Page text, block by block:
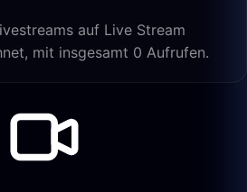
auf Live Stream
mit insgesamt 0 Aufrufen.